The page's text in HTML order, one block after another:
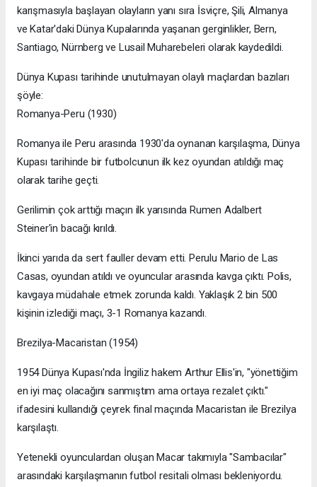
karışmasıyla başlayan olayların yanı sıra İsviçre, Şili, Almanya
ve Katar'daki Dünya Kupalarında yaşanan gerginlikler, Bern,
Santiago, Nürnberg ve Lusail Muharebeleri olarak kaydedildi.
Dünya Kupası tarihinde unutulmayan olaylı maçlardan bazıları
şöyle:
Romanya-Peru (1930)
Romanya ile Peru arasında 1930'da oynanan karşılaşma, Dünya
Kupası tarihinde bir futbolcunun ilk kez oyundan atıldığı maç
olarak tarihe geçti.
Gerilimin çok arttığı maçın ilk yarısında Rumen Adalbert
Steiner'in bacağı kırıldı.
İkinci yarıda da sert fauller devam etti. Perulu Mario de Las
Casas, oyundan atıldı ve oyuncular arasında kavga çıktı. Polis,
kavgaya müdahale etmek zorunda kaldı. Yaklaşık 2 bin 500
kişinin izlediği maçı, 3-1 Romanya kazandı.
Brezilya-Macaristan (1954)
1954 Dünya Kupası'nda İngiliz hakem Arthur Ellis'in, "yönettiğim
en iyi maç olacağını sanmıştım ama ortaya rezalet çıktı."
ifadesini kullandığı çeyrek final maçında Macaristan ile Brezilya
karşılaştı.
Yetenekli oyunculardan oluşan Macar takımıyla "Sambacılar"
arasındaki karşılaşmanın futbol resitali olması bekleniyordu.